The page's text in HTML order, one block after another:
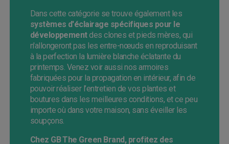
Dans cette catégorie se trouve également les
systèmes d'éclairage spécifiques pour le
développementdes clones et pieds mères, qui
n'allongeront pas les entre-nœuds en reproduisant
à la perfection la lumière blanche éclatante du
printemps. Venez voir aussi nos armoires
fabriquées pour la propagation en intérieur, afin de
pouvoir réaliser l’entretien de vos plantes et
boutures dans les meilleures conditions, et ce peu
importe où dans votre maison, sans éveiller les
soupçons.
Chez GB The Green Brand, profitez des